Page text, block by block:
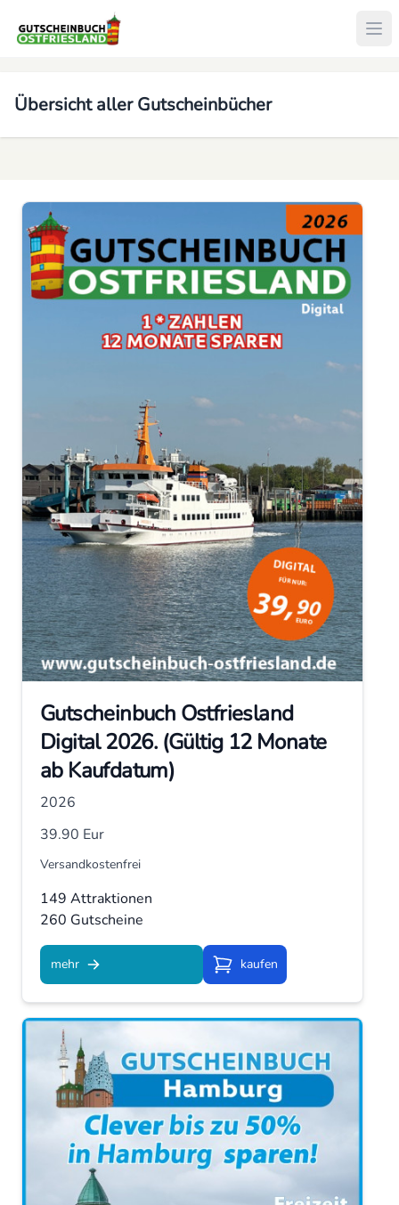
Übersicht aller Gutscheinbücher
Gutscheinbuch Ostfriesland
Digital 2026. (Gültig 12 Monate
ab Kaufdatum)
2026
39.90 Eur
Versandkostenfrei
149 Attraktionen
260 Gutscheine
mehr Kaufenkaufen